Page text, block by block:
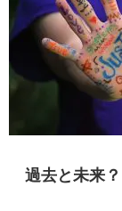
過去と未来？